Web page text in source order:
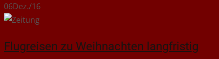
06Dez./16
Flugreisen zu Weihnachten langfristig